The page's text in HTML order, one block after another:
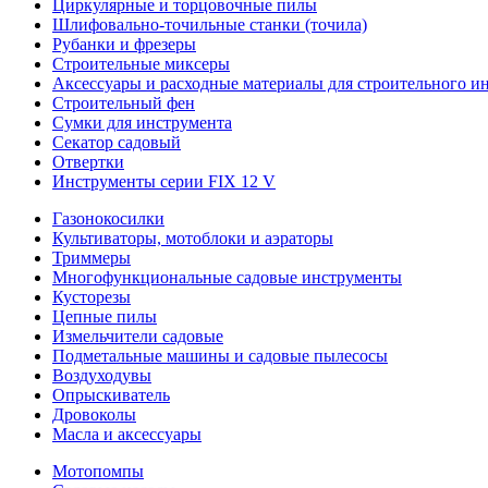
Циркулярные и торцовочные пилы
Шлифовально-точильные станки (точила)
Рубанки и фрезеры
Строительные миксеры
Аксессуары и расходные материалы для строительного
Строительный фен
Сумки для инструмента
Секатор садовый
Отвертки
Инструменты серии FIX 12 V
Газонокосилки
Культиваторы, мотоблоки и аэраторы
Триммеры
Многофункциональные садовые инструменты
Кусторезы
Цепные пилы
Измельчители садовые
Подметальные машины и садовые пылесосы
Воздуходувы
Опрыскиватель
Дровоколы
Масла и аксессуары
Мотопомпы